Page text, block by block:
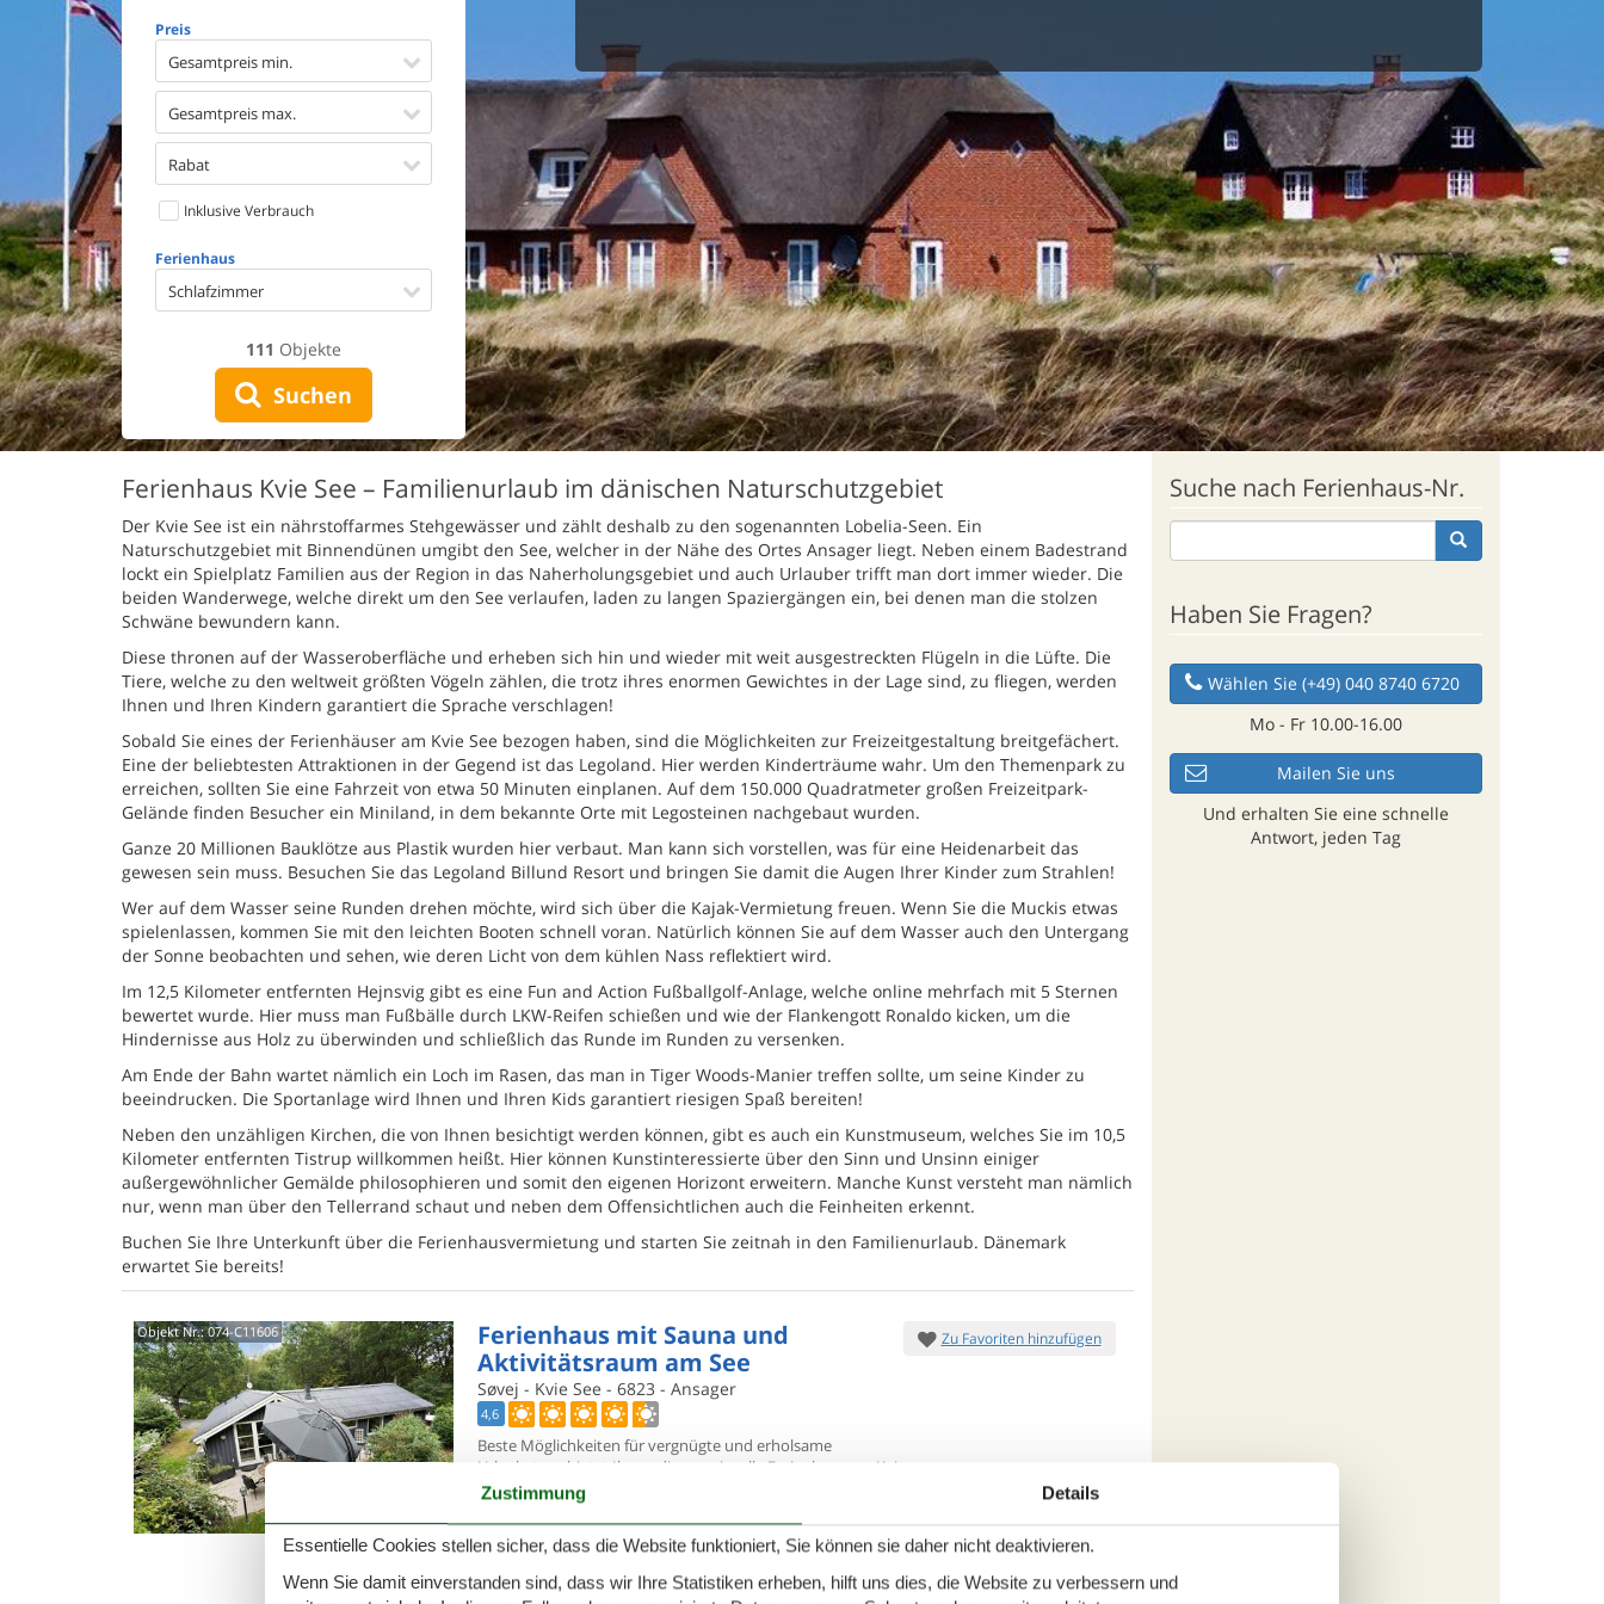
Preis
Gesamtpreis min.
Gesamtpreis max.
Rabat
Inklusive Verbrauch
Ferienhaus
Schlafzimmer
111 Objekte
Suchen
Nichtraucher
Spiel- und Sportzimmer
Barrierefrei
Gute Angelmöglichkeiten
Eingezäunter Bereich
Klimaanlage
Ladestation für Elektroauto
Klimafreundlich
Ferienhaus Kvie See – Familienurlaub im dänischen Naturschutzgebiet
Der Kvie See ist ein nährstoffarmes Stehgewässer und zählt deshalb zu den sogenannten Lobelia-Seen. Ein
Naturschutzgebiet mit Binnendünen umgibt den See, welcher in der Nähe des Ortes Ansager liegt. Neben einem Badestrand
lockt ein Spielplatz Familien aus der Region in das Naherholungsgebiet und auch Urlauber trifft man dort immer wieder. Die
beiden Wanderwege, welche direkt um den See verlaufen, laden zu langen Spaziergängen ein, bei denen man die stolzen
Schwäne bewundern kann.
Diese thronen auf der Wasseroberfläche und erheben sich hin und wieder mit weit ausgestreckten Flügeln in die Lüfte. Die
Tiere, welche zu den weltweit größten Vögeln zählen, die trotz ihres enormen Gewichtes in der Lage sind, zu fliegen, werden
Ihnen und Ihren Kindern garantiert die Sprache verschlagen!
Sobald Sie eines der Ferienhäuser am Kvie See bezogen haben, sind die Möglichkeiten zur Freizeitgestaltung breitgefächert.
Eine der beliebtesten Attraktionen in der Gegend ist das Legoland. Hier werden Kinderträume wahr. Um den Themenpark zu
erreichen, sollten Sie eine Fahrzeit von etwa 50 Minuten einplanen. Auf dem 150.000 Quadratmeter großen Freizeitpark-
Gelände finden Besucher ein Miniland, in dem bekannte Orte mit Legosteinen nachgebaut wurden.
Ganze 20 Millionen Bauklötze aus Plastik wurden hier verbaut. Man kann sich vorstellen, was für eine Heidenarbeit das
gewesen sein muss. Besuchen Sie das Legoland Billund Resort und bringen Sie damit die Augen Ihrer Kinder zum Strahlen!
Wer auf dem Wasser seine Runden drehen möchte, wird sich über die Kajak-Vermietung freuen. Wenn Sie die Muckis etwas
spielenlassen, kommen Sie mit den leichten Booten schnell voran. Natürlich können Sie auf dem Wasser auch den Untergang
der Sonne beobachten und sehen, wie deren Licht von dem kühlen Nass reflektiert wird.
Im 12,5 Kilometer entfernten Hejnsvig gibt es eine Fun and Action Fußballgolf-Anlage, welche online mehrfach mit 5 Sternen
bewertet wurde. Hier muss man Fußbälle durch LKW-Reifen schießen und wie der Flankengott Ronaldo kicken, um die
Hindernisse aus Holz zu überwinden und schließlich das Runde im Runden zu versenken.
Am Ende der Bahn wartet nämlich ein Loch im Rasen, das man in Tiger Woods-Manier treffen sollte, um seine Kinder zu
beeindrucken. Die Sportanlage wird Ihnen und Ihren Kids garantiert riesigen Spaß bereiten!
Neben den unzähligen Kirchen, die von Ihnen besichtigt werden können, gibt es auch ein Kunstmuseum, welches Sie im 10,5
Kilometer entfernten Tistrup willkommen heißt. Hier können Kunstinteressierte über den Sinn und Unsinn einiger
außergewöhnlicher Gemälde philosophieren und somit den eigenen Horizont erweitern. Manche Kunst versteht man nämlich
nur, wenn man über den Tellerrand schaut und neben dem Offensichtlichen auch die Feinheiten erkennt.
Buchen Sie Ihre Unterkunft über die Ferienhausvermietung und starten Sie zeitnah in den Familienurlaub. Dänemark
erwartet Sie bereits!
Objekt Nr.:074-C11606
Ferienhaus mit Sauna und
Aktivitätsraum am See
Søvej - Kvie See - 6823 - Ansager
4,6
Beste Möglichkeiten für vergnügte und erholsame
Urlaubstage bietet Ihnen dieses
reizvolle Ferienhaus am Kvie
Sø. Das Urlaubsdomizil enthält unter anderem eine
7 Personen
1 Haustier
4 Schlafzimmer
2 Badezimmer
Wasser 200
Einkauf 3000
Zu Favoriten hinzufügen
7 Übernachtungen
AbEUR705,-
Inkl. Endreinigung und Versicherung
Mehr infos
Suche nach Ferienhaus-Nr.
Haben Sie Fragen?
Wählen Sie (+49) 040 8740 6720
Mo - Fr 10.00-16.00
Mailen Sie uns
Und erhalten Sie eine schnelle
Antwort, jeden Tag
Zustimmung Details
Essentielle Cookies stellen sicher, dass die Website funktioniert, Sie können sie daher nicht deaktivieren.
Wenn Sie damit einverstanden sind, dass wir Ihre Statistiken erheben, hilft uns dies, die Website zu verbessern und